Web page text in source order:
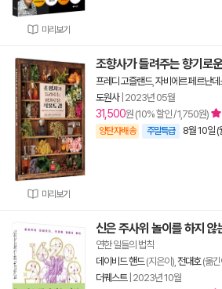
미리보기
미리보기
조향사가 들려주는 향기로
프레디 고즐랜드, 자비에르 페르난데
도원사| 2023년 05월
31,500원 (10% 할인 / 1,750원)
양탄자배송 주말특급 8월 10일 (
신은 주사위 놀이를 하지 않
연한 일들의 법칙
데이비드 핸드(지은이), 전대호(옮긴
더퀘스트| 2023년 10월